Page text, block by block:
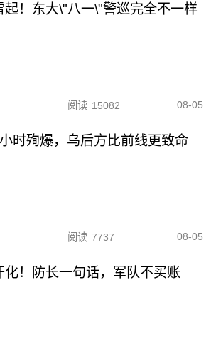
起！东大\"八一\"警巡完全不一样
阅读 15082 08-05
时殉爆，乌后方比前线更致命
阅读 7737 08-05
化！防长一句话，军队不买账